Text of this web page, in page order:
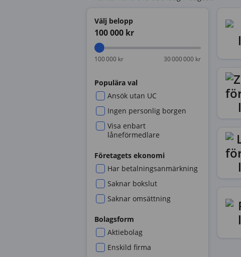
Välj belopp
100 000 kr
100 000 kr 30 000 000 kr
Populära val
Ansök utan UC
Ingen personlig borgen
Visa enbart
låneförmedlare
Företagets ekonomi
Har betalningsanmärkning
Saknar bokslut
Saknar omsättning
Bolagsform
Aktiebolag
Enskild firma